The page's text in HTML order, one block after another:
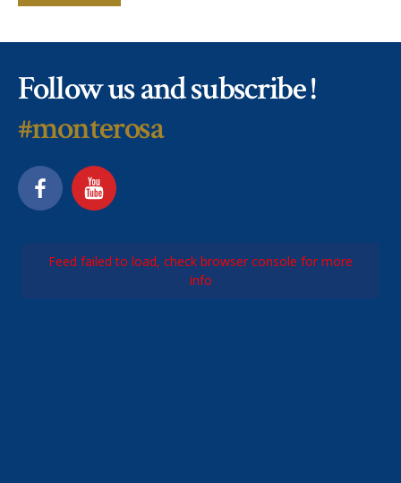
Information générale
Année académique
Camps d'été et d'hiver
Follow us and subscribe !
#monterosa
Feed failed to load, check browser console for more
info